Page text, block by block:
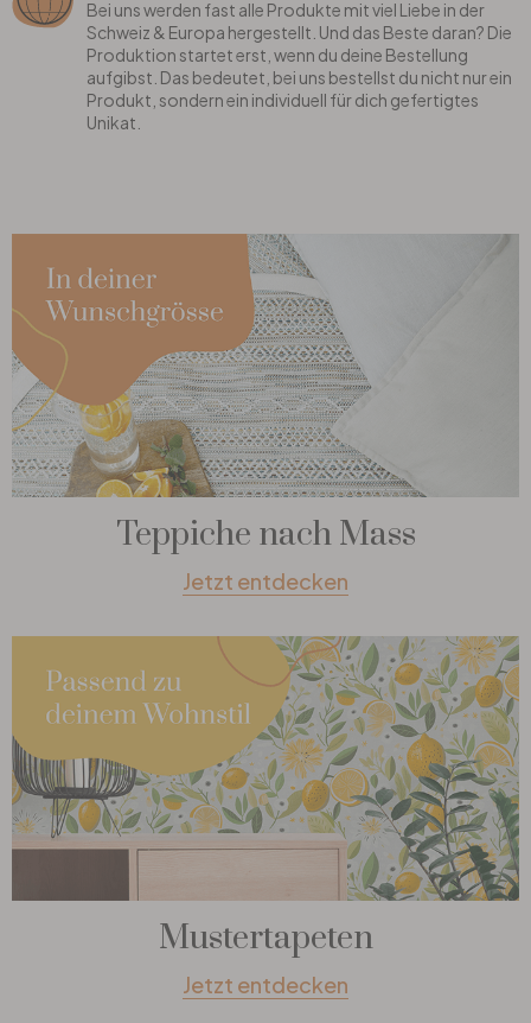
Bei uns werden fast alle Produkte mit viel Liebe in der
Schweiz & Europa hergestellt. Und das Beste daran? Die
Produktion startet erst, wenn du deine Bestellung
aufgibst. Das bedeutet, bei uns bestellst du nicht nur ein
Produkt, sondern ein individuell für dich gefertigtes
Unikat.
Teppiche nach Mass
Jetzt entdecken
Mustertapeten
Jetzt entdecken